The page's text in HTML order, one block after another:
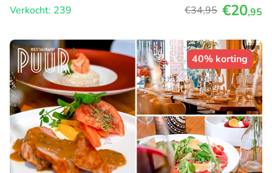
Verkocht: 239
€34,95 €20,95
40% korting